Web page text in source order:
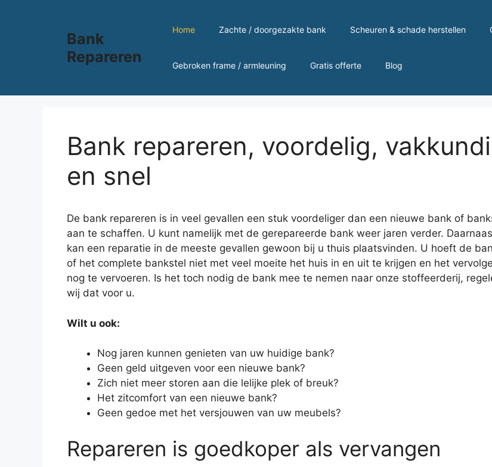
Bank
Repareren
Home Zachte / doorgezakte bank Scheuren & schade herstellen
Gebroken frame / armleuning Gratis offerte Blog
Bank repareren, voordelig,
en snel
De bank repareren is in veel gevallen een stuk voordeliger dan een nieuwe bank of
aan te schaffen. U kunt namelijk met de gerepareerde bank weer jaren verder.
kan een reparatie in de meeste gevallen gewoon bij u thuis plaatsvinden. U hoeft de
of het complete bankstel niet met veel moeite het huis in en uit te krijgen en het
nog te vervoeren. Is het toch nodig de bank mee te nemen naar onze stoffeerderij,
wij dat voor u.
Wilt u ook:
Nog jaren kunnen genieten van uw huidige bank?
Geen geld uitgeven voor een nieuwe bank?
Zich niet meer storen aan die lelijke plek of breuk?
Het zitcomfort van een nieuwe bank?
Geen gedoe met het versjouwen van uw meubels?
Repareren is goedkoper als vervangen